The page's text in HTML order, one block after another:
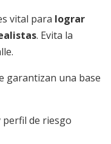
vital para lograr
. Evita la
garantizan una base
de riesgo